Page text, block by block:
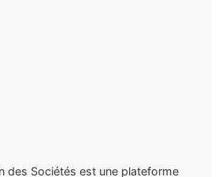
des Sociétés est une plateforme